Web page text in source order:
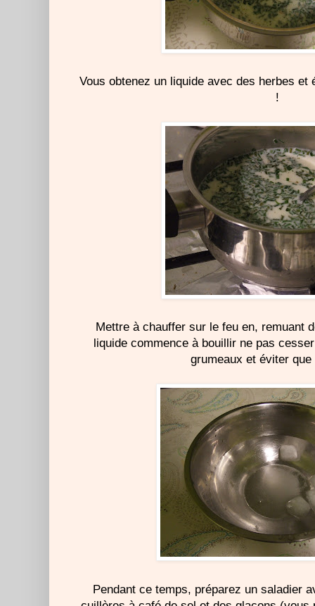
Vous obtenez un liquide avec des herbes
!
Mettre à chauffer sur le feu en, remuant
liquide commence à bouillir ne pas
grumeaux et éviter
Pendant ce temps, préparez un saladier